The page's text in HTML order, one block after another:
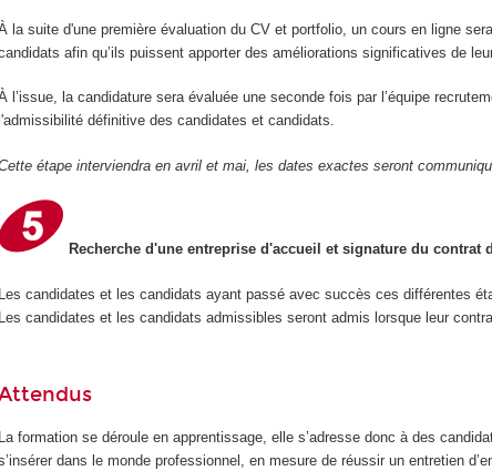
la suite d'une première évaluation du CV et portfolio, un cours en ligne
afin qu’ils puissent apporter des améliorations significatives de
l’issue, la candidature sera évaluée une seconde fois par l’équipe
l'admissibilité définitive des candidates et candidats.
étape interviendra en avril et mai, les dates exactes seront
Recherche d'une entreprise d'accueil et signature du contrat
Les candidates et les candidats ayant passé avec succès ces différentes
Les candidates et les candidats admissibles seront admis lorsque leur
La formation se déroule en apprentissage, elle s’adresse donc à des
dans le monde professionnel, en mesure de réussir un entretien